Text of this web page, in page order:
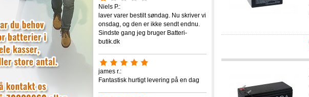
Niels P.:
laver varer bestilt søndag. Nu skriver vi
onsdag, og den er ikke sendt endnu.
Sindste gang jeg bruger Batteri-
butik.dk
james r.:
Fantastisk hurtigt levering på en dag